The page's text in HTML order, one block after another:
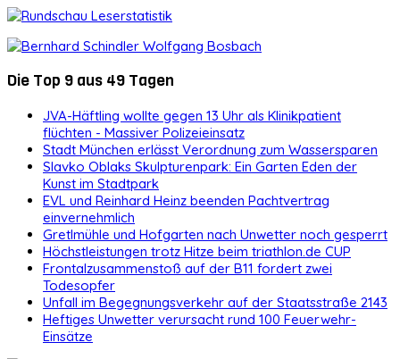
Die Top 9 aus 49 Tagen
JVA-Häftling wollte gegen 13 Uhr als Klinikpatient
flüchten - Massiver Polizeieinsatz
Stadt München erlässt Verordnung zum Wassersparen
Slavko Oblaks Skulpturenpark: Ein Garten Eden der
Kunst im Stadtpark
EVL und Reinhard Heinz beenden Pachtvertrag
einvernehmlich
Gretlmühle und Hofgarten nach Unwetter noch gesperrt
Höchstleistungen trotz Hitze beim triathlon.de CUP
Frontalzusammenstoß auf der B11 fordert zwei
Todesopfer
Unfall im Begegnungsverkehr auf der Staatsstraße 2143
Heftiges Unwetter verursacht rund 100 Feuerwehr-
Einsätze